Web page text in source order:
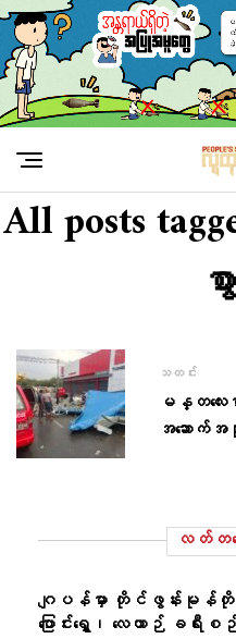
All posts
သတင်း
မန္တလေ
အဆောက်
လတ်တ‌လေ
ဂျပန်မှာ တိုင်ဖွန်းမုန်တိုင်
ပြောင်းရွှေ့၊ လေယာဉ် ခရီး